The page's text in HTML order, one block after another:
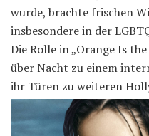
wurde, brachte frischen
insbesondere in der
Die Rolle in „Orange Is
über Nacht zu einem
ihr Türen zu weiteren